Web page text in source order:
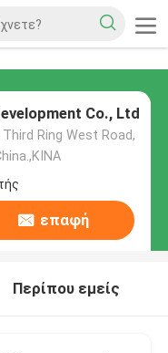
Co., Ltd
Ring West Road,
επαφή
Περίπου εμείς